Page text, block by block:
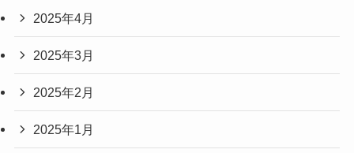
2025年4月
2025年3月
2025年2月
2025年1月